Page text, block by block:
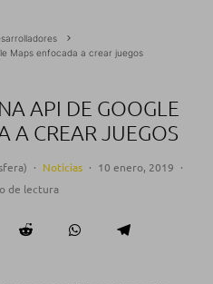
Maps enfocada a crear juegos
API DE GOOGLE
A CREAR JUEGOS
· Noticias · 10 enero, 2019 ·
de lectura